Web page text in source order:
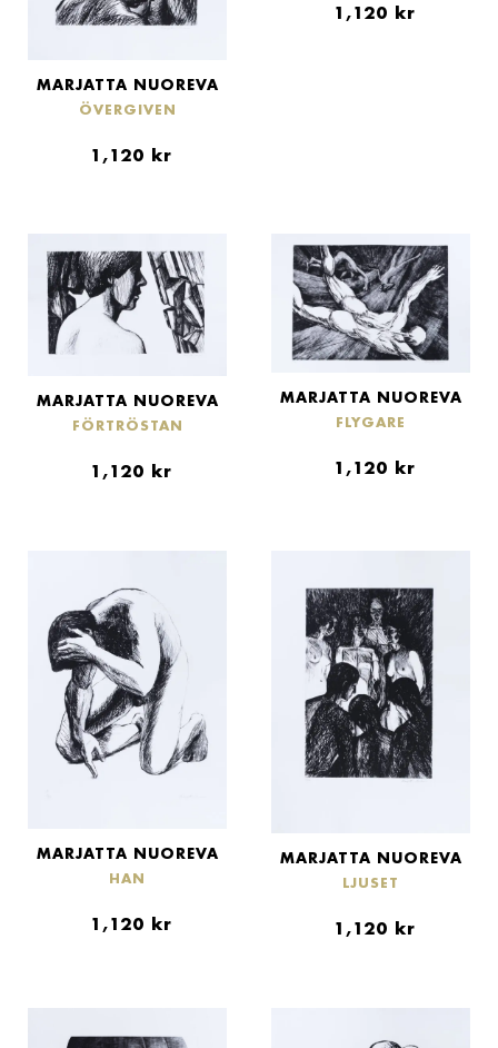
MARJATTA NUOREVA
ÖVERGIVEN
1,120 kr
1,120 kr
MARJATTA NUOREVA
FÖRTRÖSTAN
1,120 kr
MARJATTA NUOREVA
FLYGARE
1,120 kr
MARJATTA NUOREVA
HAN
1,120 kr
MARJATTA NUOREVA
LJUSET
1,120 kr